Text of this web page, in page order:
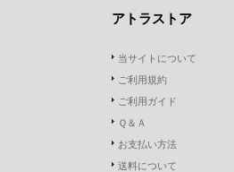
アトラストア
当サイトについて
ご利用規約
ご利用ガイド
Ｑ＆Ａ
お支払い方法
送料について